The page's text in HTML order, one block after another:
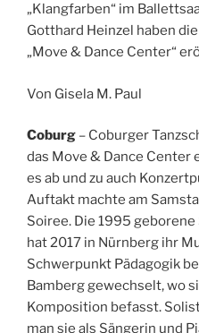
„Klangfarben“ im
Gotthard Heinzel haben
„Move & Dance Center“
Von Gisela M. Paul
Coburg – Coburger
das Move & Dance Center
es ab und zu auch
Auftakt machte am
Soiree. Die 1995
hat 2017 in Nürnberg ihr
Schwerpunkt Pädagogik
Bamberg gewechselt, wo
Komposition befasst.
man sie als Sängerin und